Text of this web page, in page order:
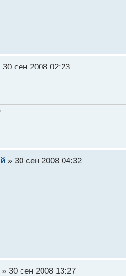
30 сен 2008 02:23
» 30 сен 2008 04:32
» 30 сен 2008 13:27